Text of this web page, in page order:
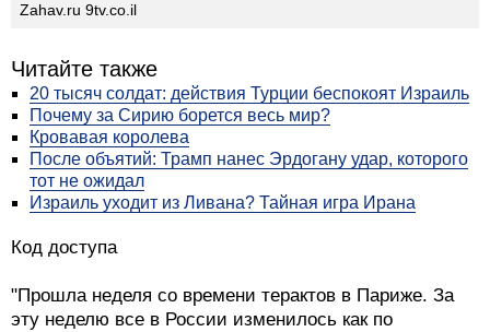
Zahav.ru 9tv.co.il
Читайте также
20 тысяч солдат: действия Турции беспокоят Израиль
Почему за Сирию борется весь мир?
Кровавая королева
После объятий: Трамп нанес Эрдогану удар, которого
тот не ожидал
Израиль уходит из Ливана? Тайная игра Ирана
Код доступа
"Прошла неделя со времени терактов в Париже. За
эту неделю все в России изменилось как по